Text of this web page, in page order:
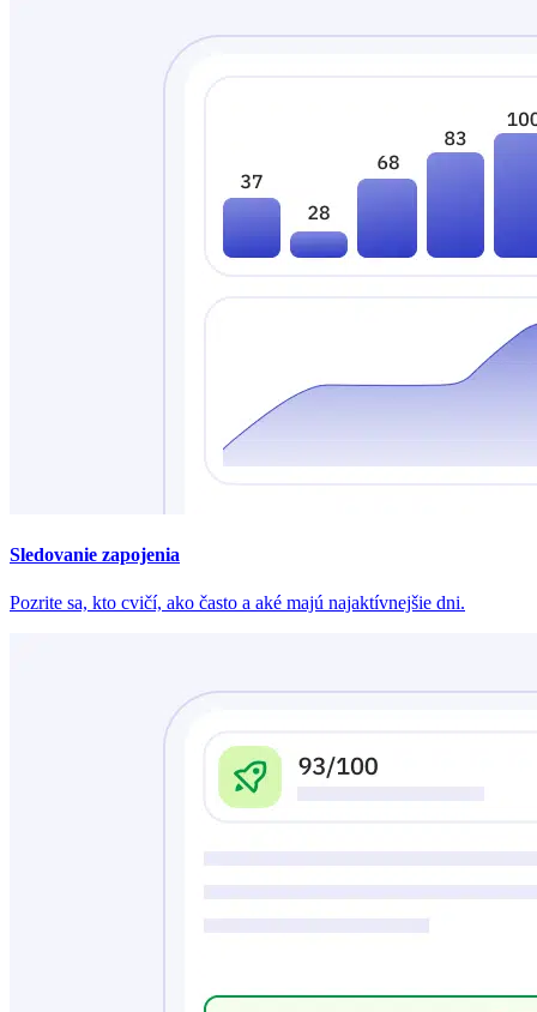
Sledovanie zapojenia
Pozrite sa, kto cvičí, ako často a aké majú najaktívnejšie dni.